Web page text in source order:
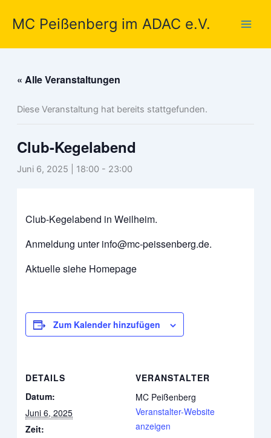
InhaltMC Peißenberg im ADAC e.V.
« Alle Veranstaltungen
Diese Veranstaltung hat bereits stattgefunden.
Club-Kegelabend
Juni 6, 2025 | 18:00 - 23:00
Club-Kegelabend in Weilheim.
Anmeldung unter info@mc-peissenberg.de.
Aktuelle siehe Homepage
Zum Kalender hinzufügen
DETAILS
Datum:
Juni 6, 2025
Zeit:
VERANSTALTER
MC Peißenberg
Veranstalter-Website
anzeigen